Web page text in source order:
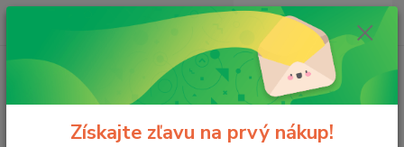
Menu
(Po-Pia, 8-17 hod.)
ks
za0 €
Získajte zľavu na prvý nákup!